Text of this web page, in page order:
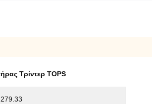
Τρίντερ TOPS
279.33